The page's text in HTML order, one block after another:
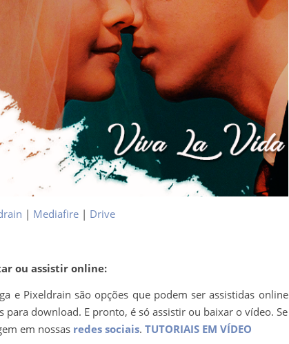
| Mediafire | Drive
ou assistir online:
e Pixeldrain são opções que podem ser assistidas online
download. E pronto, é só assistir ou baixar o vídeo. Se
em nossas redes sociais. TUTORIAIS EM VÍDEO